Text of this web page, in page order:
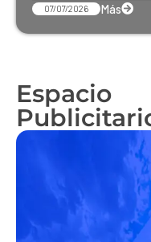
07/07/2026 Más
Espacio